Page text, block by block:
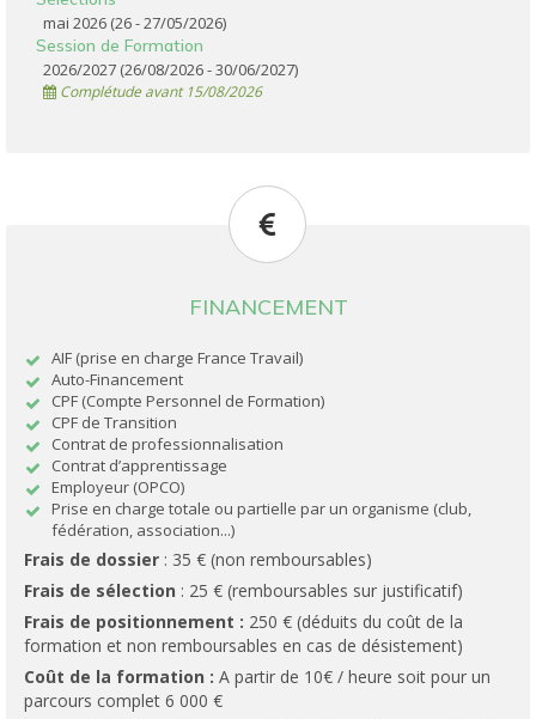
mai 2026 (26 - 27/05/2026)
Session de Formation
2026/2027 (26/08/2026 - 30/06/2027)
Complétude avant 15/08/2026
FINANCEMENT
AIF (prise en charge France Travail)
Auto-Financement
CPF (Compte Personnel de Formation)
CPF de Transition
Contrat de professionnalisation
Contrat d’apprentissage
Employeur (OPCO)
Prise en charge totale ou partielle par un organisme (club,
fédération, association...)
Frais de dossier : 35 € (non remboursables)
Frais de sélection : 25 € (remboursables sur justificatif)
Frais de positionnement : 250 € (déduits du coût de la
formation et non remboursables en cas de désistement)
Coût de la formation : A partir de 10€ / heure soit pour un
parcours complet 6 000 €